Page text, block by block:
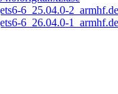
6_25.04.0-
6_26.04.0-